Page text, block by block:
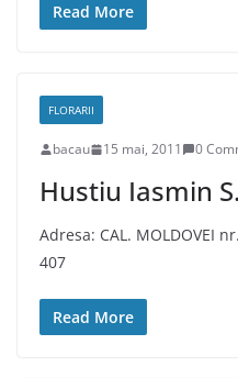
Read More
FLORARII
bacau 15 mai, 2011 0
Hustiu Iasmin
Adresa: CAL. MOLDOVEI
407
Read More